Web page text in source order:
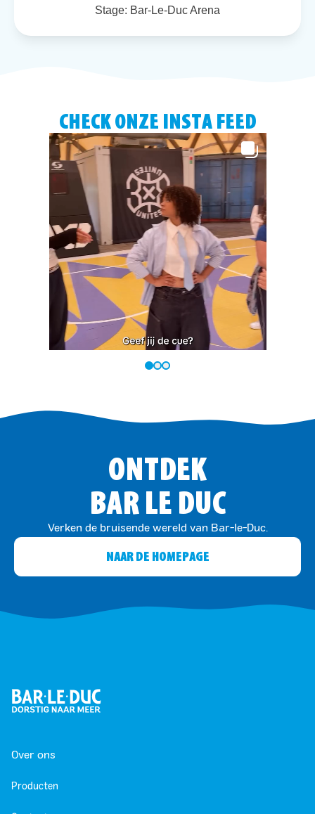
Stage: Bar-Le-Duc Arena
CHECK ONZE INSTA FEED
ONTDEK
BAR LE DUC
Verken de bruisende wereld van Bar-le-Duc.
NAAR DE HOMEPAGE
Over ons
Producten